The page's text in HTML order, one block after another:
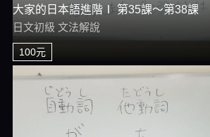
大家的日本語進階Ⅰ 第35課～第38課
日文初級 文法解說
100元